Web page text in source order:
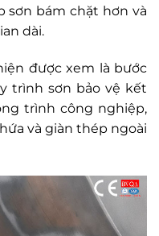
sơn bám chặt hơn và
dài.
được xem là bước
trình sơn bảo vệ kết
trình công nghiệp,
và giàn thép ngoài